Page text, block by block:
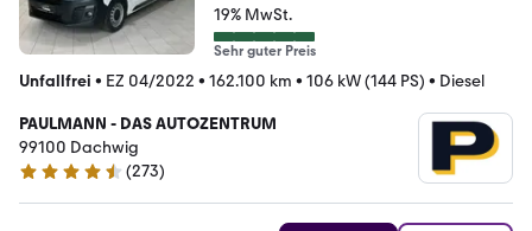
19% MwSt.
Sehr guter Preis
Unfallfrei • EZ 04/2022 • 162.100 km • 106 kW (144 PS) • Diesel
PAULMANN - DAS AUTOZENTRUM
99100 Dachwig
4.5 Sterne
(273)